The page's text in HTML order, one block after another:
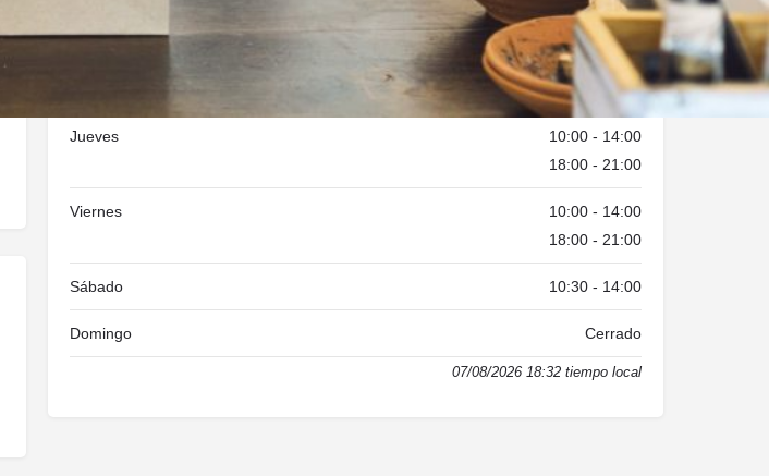
18:00 - 21:00
10:00 - 14:00
18:00 - 21:00
Jueves
10:00 - 14:00
18:00 - 21:00
Viernes
10:00 - 14:00
18:00 - 21:00
Sábado 10:30 - 14:00
Domingo Cerrado
07/08/2026 18:32 tiempo local